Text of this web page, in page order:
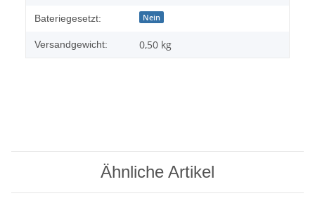
Bateriegesetzt: Nein
Versandgewicht: 0,50 kg
Ähnliche Artikel